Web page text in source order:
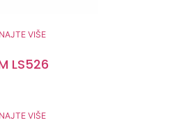
VIŠE
LS526
VIŠE